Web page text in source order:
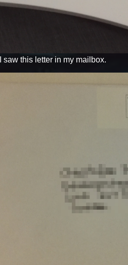
saw this letter in my mailbox.